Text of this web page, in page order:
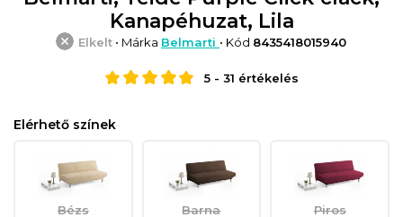
Kanapéhuzat, Lila
Elkelt • Márka Belmarti • Kód 8435418015940
5- 31 értékelés
Elérhető színek
Bézs Barna Piros